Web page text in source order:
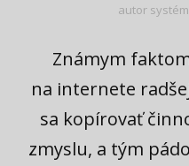
autor
Známym
na internete
sa kopírovať
zmyslu, a tým